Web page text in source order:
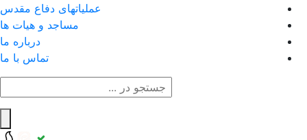
عملیاتهای دفاع مقدس
مساجد و هیات ها
تماس با ما